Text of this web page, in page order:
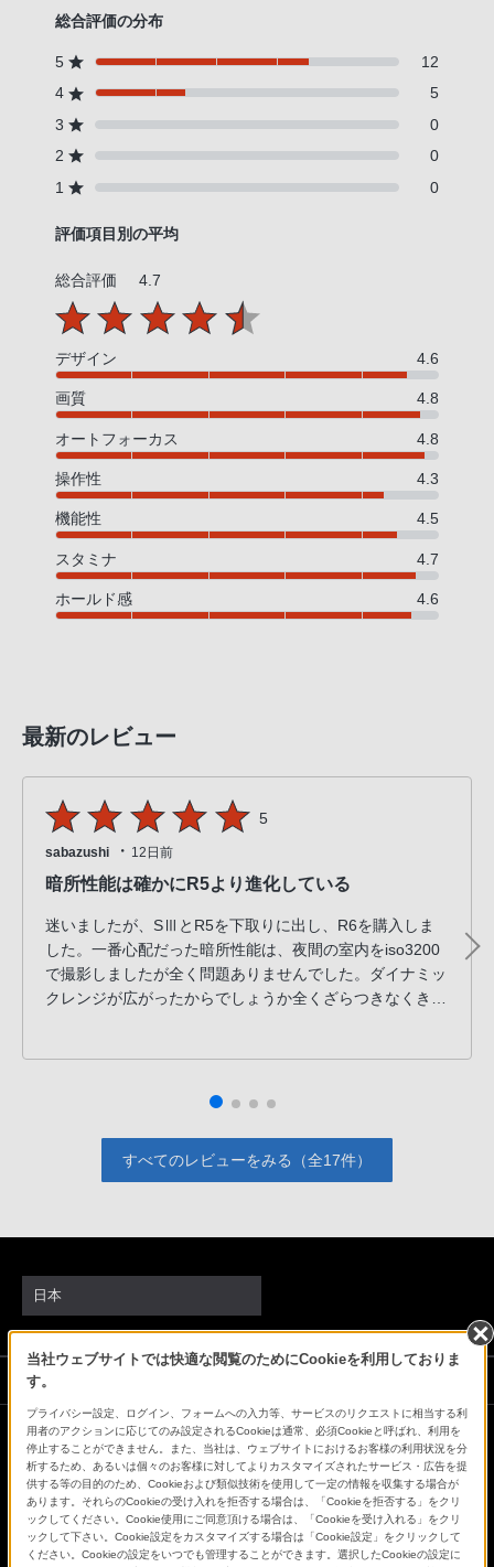
総合評価の分布
5
12
4
5
3
0
2
0
1
0
評価項目別の平均
総合評価 4.7
デザイン 4.6
画質 4.8
オートフォーカス 4.8
操作性 4.3
機能性 4.5
スタミナ 4.7
ホールド感 4.6
最新のレビュー
5
sabazushi ・ 12日前
暗所性能は確かにR5より進化している
迷いましたが、SⅢとR5を下取りに出し、R6を購入しま
した。一番心配だった暗所性能は、夜間の室内をiso3200
で撮影しましたが全く問題ありませんでした。ダイナミッ
クレンジが広がったからでしょうか全くざらつきなくきれ
ーはすごくもつ印象で、R5に比べると倍くらい燃費がい
テリーを導入しないとプロユーズには、対応できないと思
すべてのレビューをみる（全17件）
当社ウェブサイトでは快適な閲覧のためにCookieを利用しておりま
す。
プライバシー設定、ログイン、フォームへの入力等、サービスのリクエストに相当する利
用者のアクションに応じてのみ設定されるCookieは通常、必須Cookieと呼ばれ、利用を
停止することができません。また、当社は、ウェブサイトにおけるお客様の利用状況を分
析するため、あるいは個々のお客様に対してよりカスタマイズされたサービス・広告を提
供する等の目的のため、Cookieおよび類似技術を使用して一定の情報を収集する場合が
あります。それらのCookieの受け入れを拒否する場合は、「Cookieを拒否する」をクリ
ックしてください。Cookie使用にご同意頂ける場合は、「Cookieを受け入れる」をクリ
ックして下さい。Cookie設定をカスタマイズする場合は「Cookie設定」をクリックして
ください。Cookieの設定をいつでも管理することができます。選択したCookieの設定に
日本
ソニーストアでのお買い物にあたって
会社情報 採用情報 特約店のご案内
ニュースリリース
環境情報
My Sony 利用規約